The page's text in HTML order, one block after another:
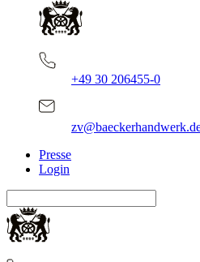
+49 30 206455-0
Presse
Login